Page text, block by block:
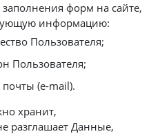
форм на сайте,
информацию:
Пользователя;
Пользователя;
(e-mail).
хранит,
разглашает Данные,